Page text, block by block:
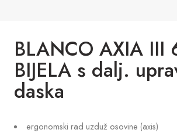
BLANCO AXIA III
BIJELA s dalj.
daska
ergonomski rad uzduž osovine (axis)